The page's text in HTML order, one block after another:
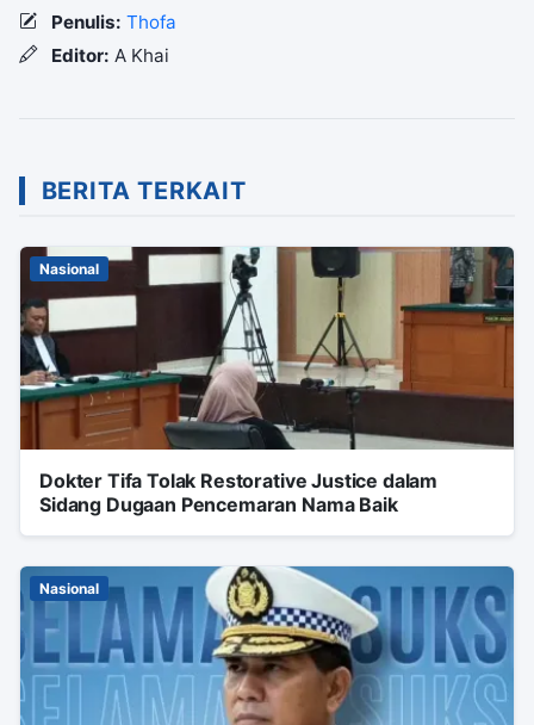
Penulis: Thofa
Editor: A Khai
BERITA TERKAIT
Nasional
Dokter Tifa Tolak Restorative Justice dalam
Sidang Dugaan Pencemaran Nama Baik
Nasional